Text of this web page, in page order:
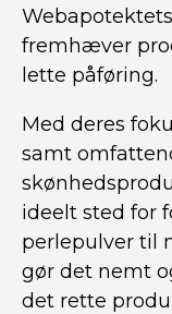
fremhæver
lette påføring.
Med deres
samt
ideelt sted for
perlepulver til
gør det nemt
det rette